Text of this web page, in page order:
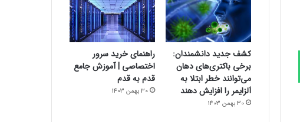
کشف جدید دانشمندان:
برخی باکتری‌های دهان
می‌توانند خطر ابتلا به
آلزایمر را افزایش دهند
30 بهمن 1403
راهنمای خرید سرور
اختصاصی | آموزش جامع
قدم به قدم
30 بهمن 1403